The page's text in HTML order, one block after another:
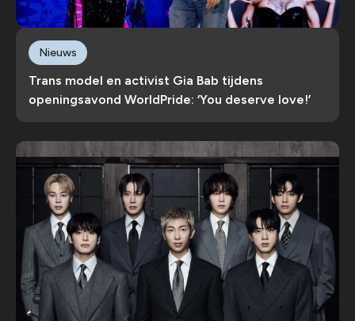
Trans model en activist Gia Bab tijdens
openingsavond WorldPride: ‘You deserve love!’
Nieuws